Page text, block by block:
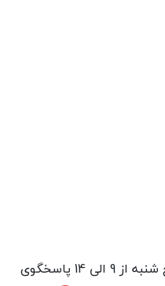
شنبه تا چهارشنبه از 9 الی 17 و پنج شنبه از 9 الی 14 پاسخگوی